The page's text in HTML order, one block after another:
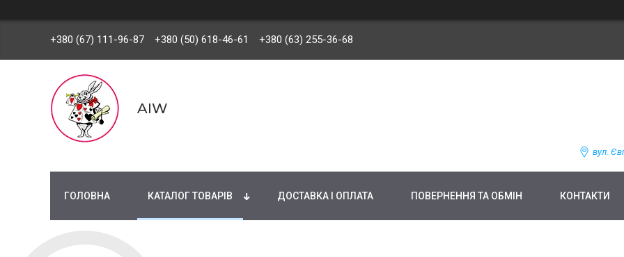
+380 (67) 111-96-87 +380 (50) 618-46-61 +380 (63) 255-36-68
AIW
вул.
ГОЛОВНА КАТАЛОГ ТОВАРІВ ДОСТАВКА І ОПЛАТА ПОВЕРНЕННЯ ТА ОБМІН КОНТАКТИ